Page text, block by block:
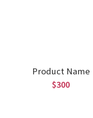
Product Name
$300